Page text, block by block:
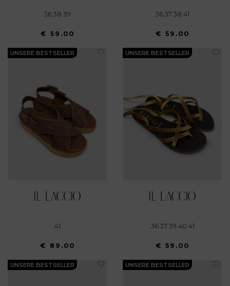
36 38 39
€ 59.00
36 37 38 41
€ 59.00
UNSERE BESTSELLER
41
€ 89.00
UNSERE BESTSELLER
36 37 39 40 41
€ 59.00
UNSERE BESTSELLER UNSERE BESTSELLER